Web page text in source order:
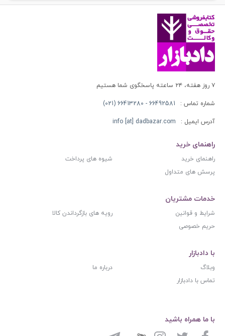
۷ روز هفته، ۲۴ ساعته پاسخگوی شما هستیم
شماره تماس : 66492581 - 66413280 (021)
آدرس ایمیل : info [at] dadbazar.com
راهنمای خرید
راهنمای خرید
شیوه های پرداخت
پرسش های متداول
خدمات مشتریان
شرایط و قوانین
رویه های بازگرداندن کالا
حریم خصوصی
با دادبازار
وبلاگ
درباره ما
تماس با دادبازار
با ما همراه باشید